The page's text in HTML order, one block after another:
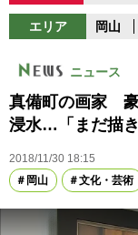
エリア 岡山
ニュース
真備町の画家
浸水…「まだ描き
2018/11/30 18:15
岡山
文化・芸術